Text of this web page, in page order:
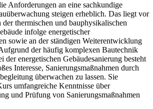
Anforderungen an eine sachkundige
steigen erheblich. Das liegt vor
thermischen und bauphysikalischen
infolge energetischer
sowie an der ständigen Weiterentwicklung
der häufig komplexen Bautechnik
der energetischen Gebäudesanierung besteht
Interesse, Sanierungsmaßnahmen durch
überwachen zu lassen. Sie
umfangreiche Kenntnisse über
und Prüfung von Sanierungsmaßnahmen